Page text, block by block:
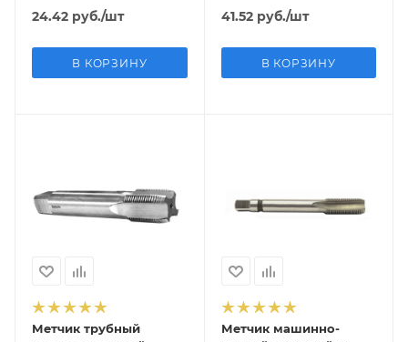
24.42 руб./шт
В КОРЗИНУ
41.52руб./шт
В КОРЗИНУ
Метчик трубный
Метчик машинно-